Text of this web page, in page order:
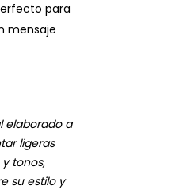
para
mensaje
elaborado a
ligeras
tonos,
su estilo y